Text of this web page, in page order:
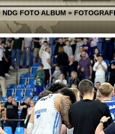
NDG FOTO ALBUM»